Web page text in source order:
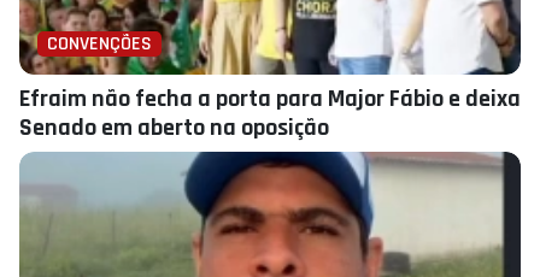
CONVENÇÕES
Efraim não fecha a porta para Major Fábio e deixa
Senado em aberto na oposição